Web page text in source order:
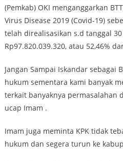
(Pemkab) OKI menganggarkan
Virus Disease 2019 (Covid-19)
telah direalisasikan s.d tanggal
Rp97.820.039.320, atau 52,46%
Jangan Sampai Iskandar sebagai
hukum sementara kami banyak
terkait banyaknya permasalahan
ucap Imam .
Imam juga meminta KPK tidak
hukum dan segera turun ke